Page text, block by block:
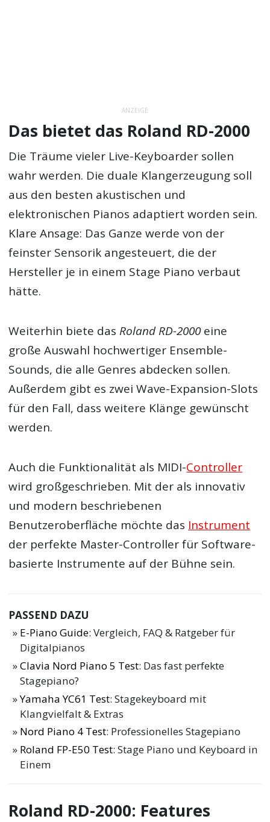
ANZEIGE
Das bietet das Roland RD-2000
Die Träume vieler Live-Keyboarder sollen
wahr werden. Die duale Klangerzeugung soll
aus den besten akustischen und
elektronischen Pianos adaptiert worden sein.
Klare Ansage: Das Ganze werde von der
feinster Sensorik angesteuert, die der
Hersteller je in einem Stage Piano verbaut
hätte.
Weiterhin biete das Roland RD-2000eine
große Auswahl hochwertiger Ensemble-
Sounds, die alle Genres abdecken sollen.
Außerdem gibt es zwei Wave-Expansion-Slots
für den Fall, dass weitere Klänge gewünscht
werden.
Auch die Funktionalität als MIDI-Controller
wird großgeschrieben. Mit der als innovativ
und modern beschriebenen
Benutzeroberfläche möchte das Instrument
der perfekte Master-Controller für Software-
basierte Instrumente auf der Bühne sein.
PASSEND DAZU
E-Piano Guide: Vergleich, FAQ & Ratgeber für
Digitalpianos
Clavia Nord Piano 5 Test: Das fast perfekte
Stagepiano?
Yamaha YC61 Test: Stagekeyboard mit
Klangvielfalt & Extras
Nord Piano 4 Test: Professionelles Stagepiano
Roland FP-E50 Test: Stage Piano und Keyboard in
Einem
Roland RD-2000: Features